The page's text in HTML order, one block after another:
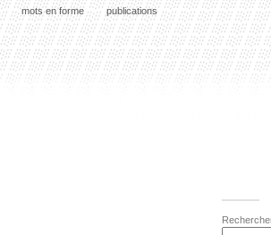
mots en forme publications